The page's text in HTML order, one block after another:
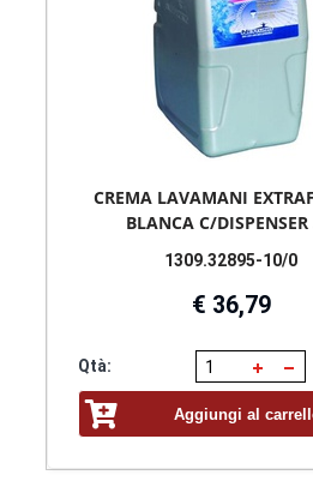
CREMA LAVAMANI
BLANCA C/
1309.32895-10/0
€ 36,79
Qtà:
Aggiungi al